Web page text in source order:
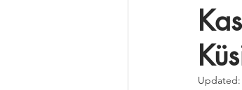
Updated: